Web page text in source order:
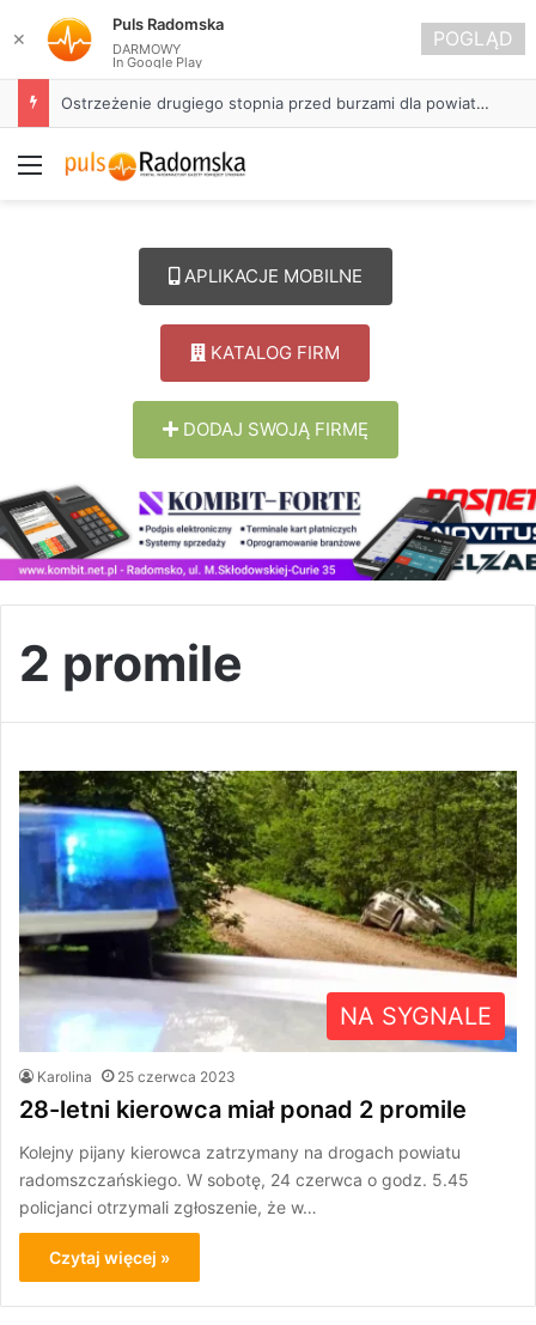
Ostrzeżenie drugiego stopnia przed burzami dla powiatu radomszczańskiego
Menu
APLIKACJE MOBILNE
KATALOG FIRM
DODAJ SWOJĄ FIRMĘ
2 promile
NA SYGNALE
Karolina 25 czerwca 2023
28-letni kierowca miał ponad 2 promile
Kolejny pijany kierowca zatrzymany na drogach powiatu
radomszczańskiego. W sobotę, 24 czerwca o godz. 5.45
policjanci otrzymali zgłoszenie, że w…
Czytaj więcej »
✕
Puls Radomska
DARMOWY
In Google Play
POGLĄD